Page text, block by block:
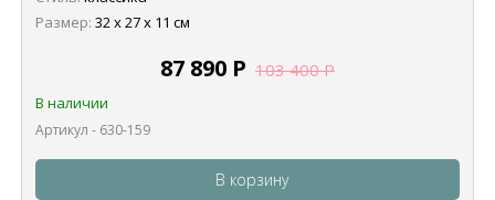
Размер: 32 х 27 х 11 см
87 890 Р 103 400Р
В наличии
Артикул - 630-159
В корзину